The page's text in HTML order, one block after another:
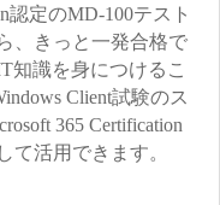
認定のMD-100テスト
、きっと一発合格で
知識を身につけるこ
Client試験のス
365 Certification
て活用できます。